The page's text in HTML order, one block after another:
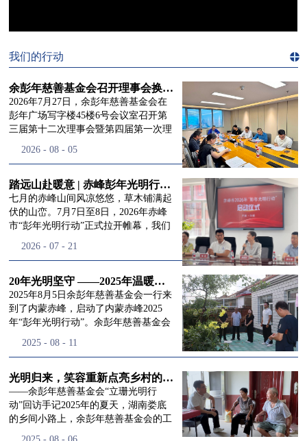
我们的行动
余彭年慈善基金会召开理事会换届会议
2026年7月27日，余彭年慈善基金会在
彭年广场写字楼45楼6号会议室召开第
三届第十二次理事会暨第四届第一次理
徐滨先生；副理事长兼秘书长彭志兵先
生、李玲辉先生、郭启兴先生及梅鑫先
生，现场列席人员:监事孙海跃先生，联
合党支部书记曾层同志。本次会议由理
事长徐滨主持，会议出席人数超过理事
换届会议严格按照基金会章程规定流程
同回顾了基金会过往任期内在助学兴
教、医疗救助、公益事业普惠等多个领
域深耕耕耘的公益历程，充分肯定了第
三届理事会全体成员多年来接续付出的
民、济世利人"的慈善理念所做出的突
流程，完成了新一届治理层的选举任
命，全新的第四届理事会正式组建完
成：选举彭志兵、徐滨、彭新英、李
栋、李玲辉、郭启兴、梅鑫为余彭年慈
2026 - 08 - 05
踏远山赴暖意 | 赤峰彭年光明行动启程，入户回访接住乡亲眼底的光亮
七月的赤峰山间风凉悠悠，草木铺满起
伏的山峦。7月7日至8日，2026年赤峰
市“彭年光明行动”正式拉开帷幕，我们
土地，赴一场延续了二十一年的光明之
残联唐婷婷理事长到场参与本次启动活
动，由衷肯定了基金会坚持二十一年深
耕光明帮扶的坚守，也向长久奔走推进
项目的我们表达了谢意。二十一年时光
市与县域，一趟趟奔赴偏远地区，只为
景，这份认可，也让我们更加笃定前行
的脚步。启动仪式落幕之后，我们没有
即刻返程，联合赤峰市残联的工作人
员、专业医护队伍走入乡间小路，随机
2026 - 07 - 21
20年光明坚守 ——2025年温暖启程“彭年光明行动”内蒙赤峰
2025年8月5日余彭年慈善基金会一行来
到了内蒙赤峰，启动了内蒙赤峰2025
年“彭年光明行动”。余彭年慈善基金会
欣以及余彭年慈善基金会志愿者姜颖妍
峰市残联理事长孙德欣对我们“彭年光
明行动”给予了高度的肯定，他表示“彭
年光明行动”不仅仅是帮助白内障患者
恢复光明，最重要的是减轻了患者家庭
2025 - 08 - 11
光明归来，笑容重新点亮乡村的角落
——余彭年慈善基金会“立珊光明行
动”回访手记2025年的夏天，湖南娄底
的乡间小路上，余彭年慈善基金会的工
们的行
动
道>>